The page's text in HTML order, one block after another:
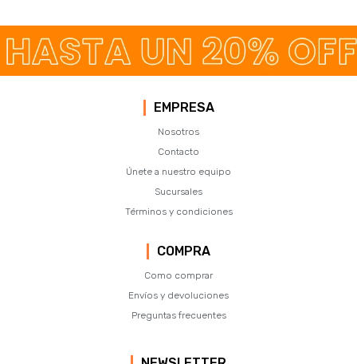
EMPRESA
Nosotros
Contacto
Únete a nuestro equipo
Sucursales
Términos y condiciones
COMPRA
Como comprar
Envíos y devoluciones
Preguntas frecuentes